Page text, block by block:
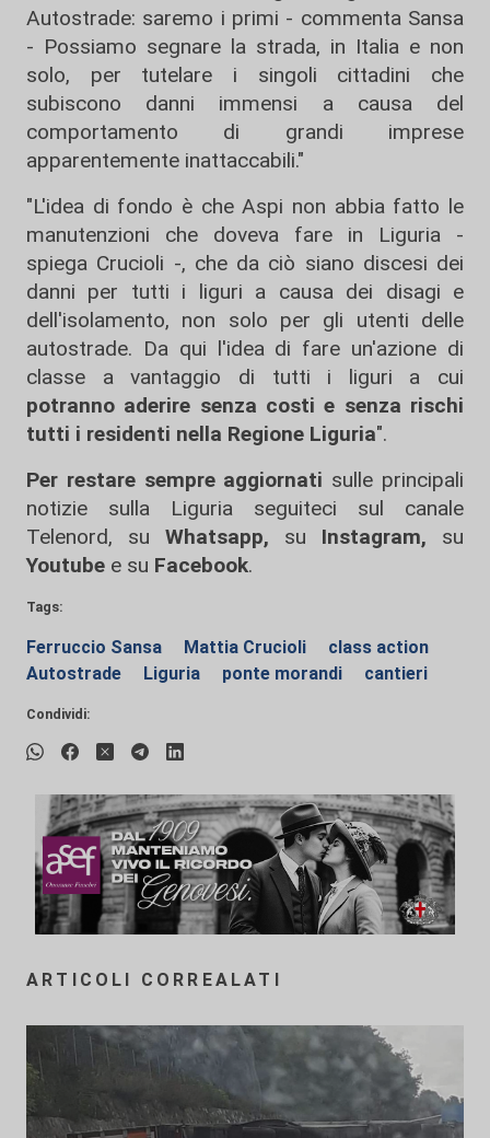
Autostrade: saremo i primi - commenta Sansa
- Possiamo segnare la strada, in Italia e non
solo, per tutelare i singoli cittadini che
subiscono danni immensi a causa del
comportamento di grandi imprese
apparentemente inattaccabili."
"L'idea di fondo è che Aspi non abbia fatto le
manutenzioni che doveva fare in Liguria -
spiega Crucioli -, che da ciò siano discesi dei
danni per tutti i liguri a causa dei disagi e
dell'isolamento, non solo per gli utenti delle
autostrade. Da qui l'idea di fare un'azione di
classe a vantaggio di tutti i liguri a cui
potranno aderire senza costi e senza rischi
tutti i residenti nella Regione Liguria".
Per restare sempre aggiornati sulle principali
notizie sulla Liguria seguiteci sul canale
Telenord, su
Whatsapp, su Instagram, su
Youtube e su Facebook.
Tags:
Ferruccio Sansa Mattia Crucioli
class action
Autostrade
Liguria ponte morandi cantieri
Condividi:
ARTICOLI CORREALATI